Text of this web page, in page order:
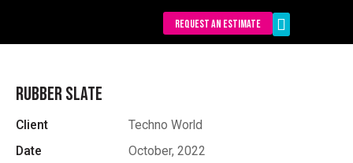
REQUEST AN ESTIMATE
RUBBER SLATE
Client
Techno World
Date
October, 2022